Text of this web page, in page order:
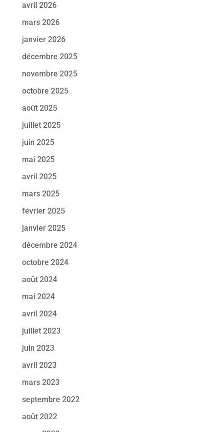
avril 2026
mars 2026
janvier 2026
décembre 2025
novembre 2025
octobre 2025
août 2025
juillet 2025
juin 2025
mai 2025
avril 2025
mars 2025
février 2025
janvier 2025
décembre 2024
octobre 2024
août 2024
mai 2024
avril 2024
juillet 2023
juin 2023
avril 2023
mars 2023
septembre 2022
août 2022